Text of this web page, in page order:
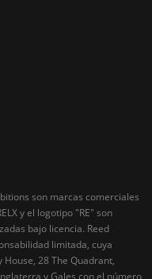
son marcas comerciales
y el logotipo "RE" son
bajo licencia. Reed
limitada, cuya
28 The Quadrant,
y Gales con el número